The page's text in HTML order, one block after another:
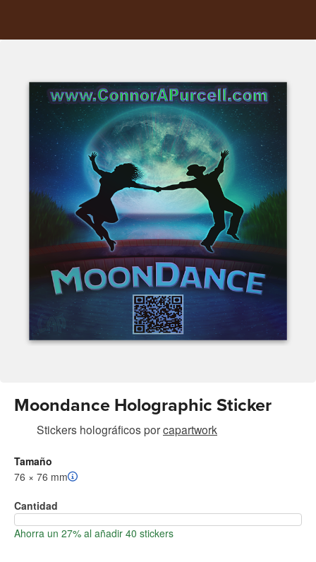
Moondance Holographic Sticker
Stickers holográficosporcapartwork
Tamaño
76 × 76 mm
Cantidad
Ahorra un 27% al añadir 40 stickers